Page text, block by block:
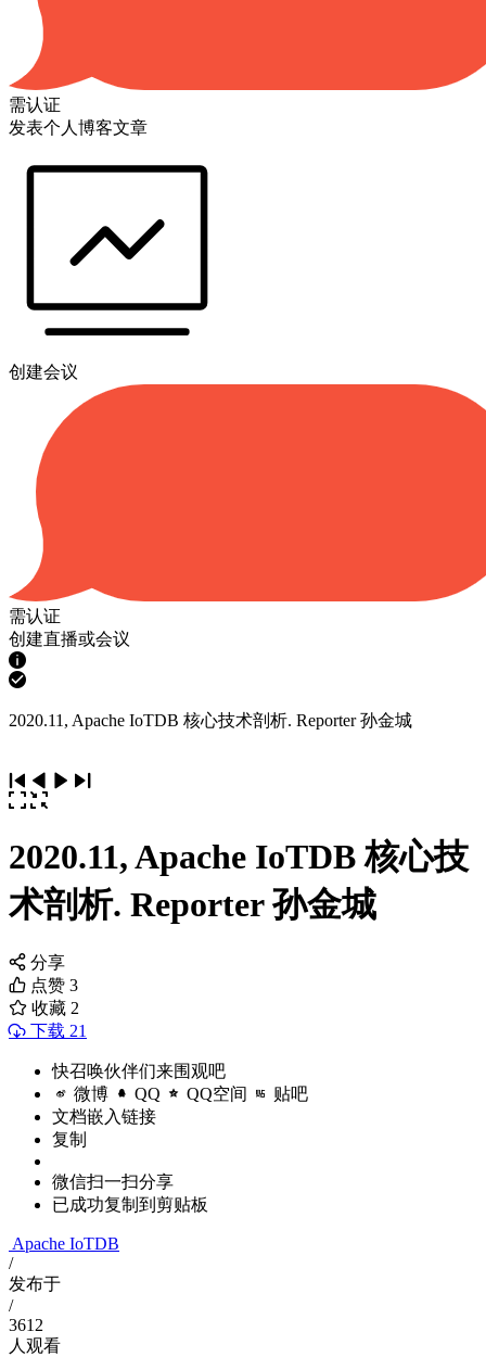
需认证
发表个人博客文章
创建会议
需认证
创建直播或会议
2020.11, Apache IoTDB 核心技术剖析. Reporter 孙金城
2020.11, Apache IoTDB 核心技
术剖析. Reporter 孙金城
分享
点赞 3
收藏 2
下载 21
快召唤伙伴们来围观吧
微博 QQ QQ空间 贴吧
文档嵌入链接
复制
微信扫一扫分享
已成功复制到剪贴板
Apache IoTDB
/
发布于
/
3612
人观看